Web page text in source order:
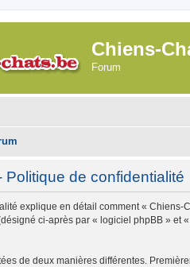
Chiens-
Forum
Politique de confidentialité
explique en détail comment « Chiens-
ci-après par « logiciel phpBB » et
de deux manières différentes.